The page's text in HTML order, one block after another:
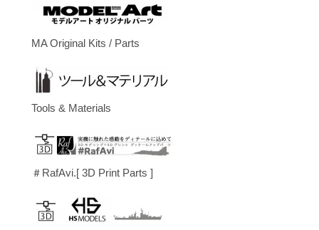
MA Original Kits / Parts
Tools & Materials
＃RafAvi.[ 3D Print Parts ]